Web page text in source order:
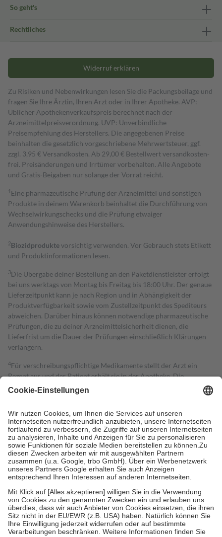
So geht's
Rechtliches
Widerruf erklären
Zu Risiken und Nebenwirkungen lesen Sie die Packungsbeilage und
fragen Sie Ihre Ärztin, Ihren Arzt oder in Ihrer Apotheke. AVP:
Üblicher Apothekenverkaufspreis berechnet nach der
Arzneimittelpreisverordnung. UVP: Unverbindliche
Preisempfehlung des Herstellers. Die angegebenen Preise
beinhalten die gesetzlich vorgeschriebene Mehrwertsteuer, ggf.
zzgl. 3,95 € Versandkosten. Ab 29,00 € Bestell­wert versand­kosten­
frei. Preisänderungen und Irrtümer vorbehalten. Alle Angebote
und Gratis-Beigaben nur solange der Vorrat reicht.
1 Eine pharmazeutische Prüfung der Arzneimittel und sonstigen
Produkte in deinem Warenkorb beinhaltet die Durchführung von
Wechselwirkungschecks und die Prüfung etwaiger
Anwendungshinweise des Herstellers.
2Biozidproduktevorsichtig verwenden. Vor Gebrauch stets Etikett
und Produktinformationen lesen.
3Die Übergabe deiner Bestellung an den Paketdienstleister erfolgt
bei uns werktags von Montag bis Freitag bis 18:00 Uhr. Der genaue
Lieferzeitpunkt kann je nach Region und in Abhängigkeit der
Produktverfügbarkeit sowie vom Zustellzeitpunkt des Spediteurs
abweichen. Darüber hinaus können notwendige pharmazeutische
Prüfungen, die zu deiner Arzneimittelsicherheit dienen, die
Lieferfrist um die Dauer der Prüfungen einschließlich Klärungen
verlängern.
4Für verschreibungspflichtige Medikamente stellt der Arzt ein
Rezept aus und der Patient erhält sie in der Apotheke. Die
gesetzliche Krankenversicherung übernimmt in der Regel die
Kosten dafür, der Versicherte trägt einen Teil davon als Zuzahlung
Grundsätzlich leisten Mitglieder Zuzahlungen in Höhe von zehn
Prozent des Abgabepreises,mindestens jedochfünf Euround
höchstens zehn Euro.Es sind jedoch nie mehr als die tatsächlichen
Kosten der Leistung zu entrichten.
Diese Regeln gelten grundsätzlich auch für Online-Apotheken.
Bei Heilmitteln und häuslicher Krankenpflege beträgt die
Zuzahlung zehn Prozent der Kosten sowie zehn Euro je
Verordnung.
Um das Engagement der Versicherten für ihre eigene Gesundheit zu
stärken und die besondere Stellung der Familie zu unterstützen,
fallenkeine Zuzahlungenan bei:
• Kindern und Jugendlichen bis zum vollendeten 18. Lebensjahr